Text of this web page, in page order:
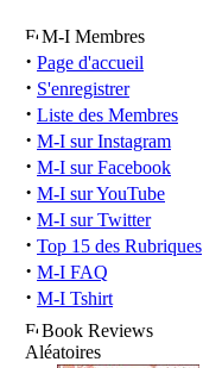
M-I Membres
· Page d'accueil
· S'enregistrer
· Liste des Membres
· M-I sur Instagram
· M-I sur Facebook
· M-I sur YouTube
· M-I sur Twitter
· Top 15 des Rubriques
· M-I FAQ
· M-I Tshirt
Book Reviews
Aléatoires